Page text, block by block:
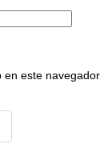
en este navegador